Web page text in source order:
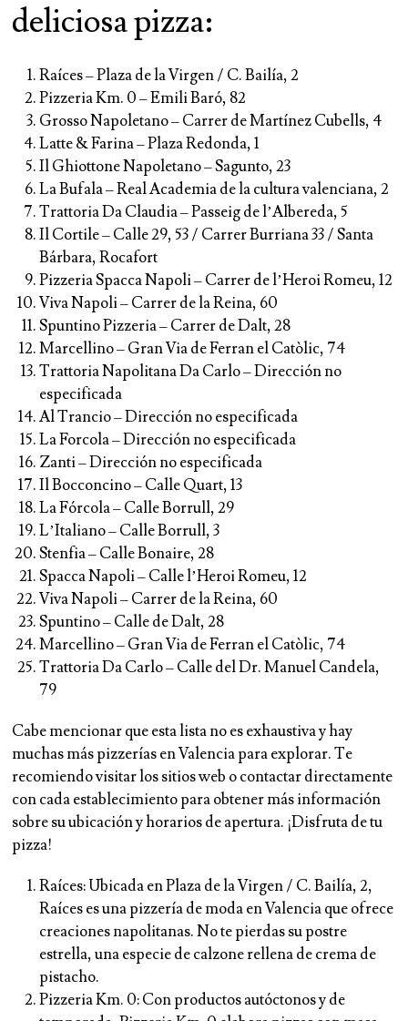
deliciosa pizza:
Raíces – Plaza de la Virgen / C. Bailía, 2
Pizzeria Km. 0 – Emili Baró, 82
Grosso Napoletano – Carrer de Martínez Cubells, 4
Latte & Farina – Plaza Redonda, 1
Il Ghiottone Napoletano – Sagunto, 23
La Bufala – Real Academia de la cultura valenciana, 2
Trattoria Da Claudia – Passeig de l’Albereda, 5
Il Cortile – Calle 29, 53 / Carrer Burriana 33 / Santa
Bárbara, Rocafort
Pizzeria Spacca Napoli – Carrer de l’Heroi Romeu, 12
Viva Napoli – Carrer de la Reina, 60
Spuntino Pizzeria – Carrer de Dalt, 28
Marcellino – Gran Via de Ferran el Catòlic, 74
Trattoria Napolitana Da Carlo – Dirección no
especificada
Al Trancio – Dirección no especificada
La Forcola – Dirección no especificada
Zanti – Dirección no especificada
Il Bocconcino – Calle Quart, 13
La Fórcola – Calle Borrull, 29
L’Italiano – Calle Borrull, 3
Stenfia – Calle Bonaire, 28
Spacca Napoli – Calle l’Heroi Romeu, 12
Viva Napoli – Carrer de la Reina, 60
Spuntino – Calle de Dalt, 28
Marcellino – Gran Via de Ferran el Catòlic, 74
Trattoria Da Carlo – Calle del Dr. Manuel Candela,
79
Cabe mencionar que esta lista no es exhaustiva y hay
muchas más pizzerías en Valencia para explorar. Te
recomiendo visitar los sitios web o contactar directamente
con cada establecimiento para obtener más información
sobre su ubicación y horarios de apertura. ¡Disfruta de tu
pizza!
Raíces:Ubicada en Plaza de la Virgen / C. Bailía, 2,
Raíces es una pizzería de moda en Valencia que ofrece
creaciones napolitanas. No te pierdas su postre
estrella, una especie de calzone rellena de crema de
pistacho.
Pizzeria Km. 0: Con productos autóctonos y de